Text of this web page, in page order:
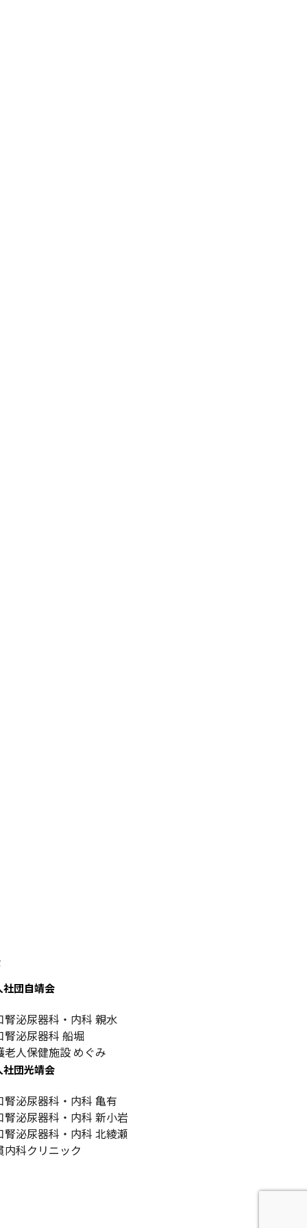
社団自靖会
腎泌尿器科・内科 親水
腎泌尿器科 船堀
老人保健施設 めぐみ
社団光靖会
腎泌尿器科・内科 亀有
腎泌尿器科・内科 新小岩
腎泌尿器科・内科 北綾瀬
内科クリニック